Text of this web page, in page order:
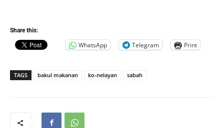
Share this:
WhatsApp Telegram Print
TAGS bakul makanan ko-nelayan sabah